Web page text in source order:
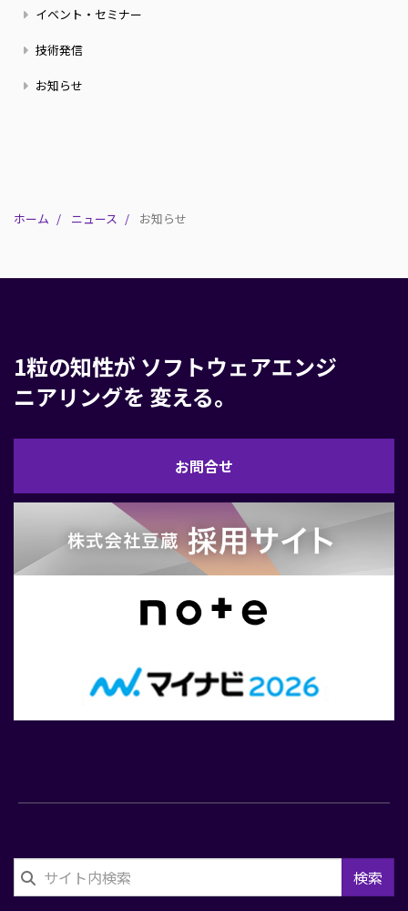
ー
ス
イベント・セミナー
技術発信
お知らせ
ホーム ニュース お知らせ
1粒の知性が ソフトウェアエンジ
ニアリングを 変える。
お問合せ
検索